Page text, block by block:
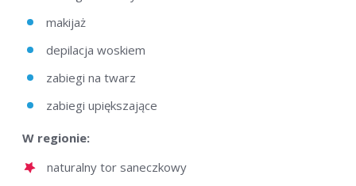
makijaż
depilacja woskiem
zabiegi na twarz
zabiegi upiększające
W regionie:
naturalny tor saneczkowy